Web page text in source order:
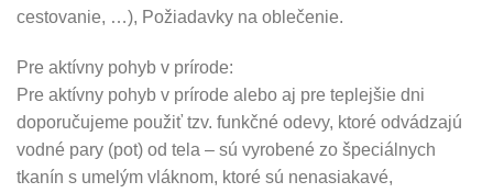
cestovanie, …), Požiadavky na oblečenie.
Pre aktívny pohyb v prírode:
Pre aktívny pohyb v prírode alebo aj pre teplejšie dni
doporučujeme použiť tzv. funkčné odevy, ktoré odvádzajú
vodné pary (pot) od tela – sú vyrobené zo špeciálnych
tkanín s umelým vláknom, ktoré sú nenasiakavé,